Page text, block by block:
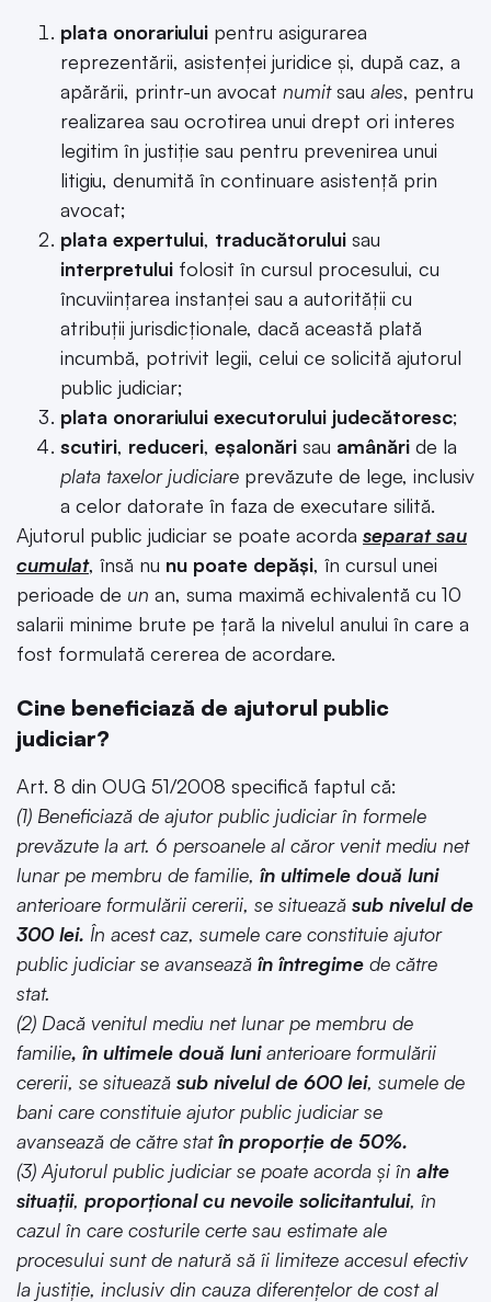
plata onorariului pentru asigurarea
reprezentării, asistenţei juridice şi, după caz, a
apărării, printr-un avocat numitsau ales, pentru
realizarea sau ocrotirea unui drept ori interes
legitim în justiţie sau pentru prevenirea unui
litigiu, denumită în continuare asistenţă prin
avocat;
plata expertului, traducătorului sau
interpretului folosit în cursul procesului, cu
încuviinţarea instanţei sau a autorităţii cu
atribuţii jurisdicţionale, dacă această plată
incumbă, potrivit legii, celui ce solicită ajutorul
public judiciar;
plata onorariului executorului judecătoresc;
scutiri, reduceri, eşalonări sau amânări de la
plata taxelor judiciare prevăzute de lege, inclusiv
a celor datorate în faza de executare silită.
Ajutorul public judiciar se poate acorda separat sau
cumulat, însă nu nu poate depăşi, în cursul unei
perioade de un an, suma maximă echivalentă cu 10
salarii minime brute pe ţară la nivelul anului în care a
fost formulată cererea de acordare.
Cine beneficiază de ajutorul public
judiciar?
Art. 8 din OUG 51/2008 specifică faptul că:
(1) Beneficiază de ajutor public judiciar în formele
prevăzute la art. 6 persoanele al căror venit mediu net
lunar pe membru de familie, în ultimele două luni
anterioare formulării cererii, se situează sub nivelul de
300 lei. În acest caz, sumele care constituie ajutor
public judiciar se avansează în întregime de către
stat.
(2) Dacă venitul mediu net lunar pe membru de
familie, în ultimele două lunianterioare formulării
cererii, se situează sub nivelul de 600 lei, sumele de
bani care constituie ajutor public judiciar se
avansează de către statîn proporţie de 50%.
(3) Ajutorul public judiciar se poate acorda şi în alte
situaţii, proporţional cu nevoile solicitantului, în
cazul în care costurile certe sau estimate ale
procesului sunt de natură să îi limiteze accesul efectiv
la justiţie, inclusiv din cauza diferenţelor de cost al